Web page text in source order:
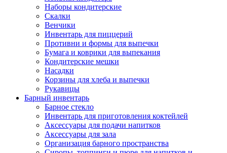
Наборы кондитерские
Скалки
Венчики
Инвентарь для пиццерий
Противни и формы для выпечки
Бумага и коврики для выпекания
Кондитерские мешки
Насадки
Корзины для хлеба и выпечки
Рукавицы
Барный инвентарь
Барное стекло
Инвентарь для приготовления коктейлей
Аксессуары для подачи напитков
Аксессуары для зала
Организация барного пространства